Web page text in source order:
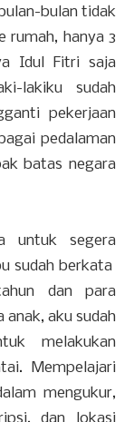
bulan tidak
rumah, hanya 3
Idul Fitri saja
lakiku sudah
pekerjaan
pedalaman
batas negara
untuk segera
sudah berkata
dan para
anak, aku sudah
melakukan
Mempelajari
mengukur,